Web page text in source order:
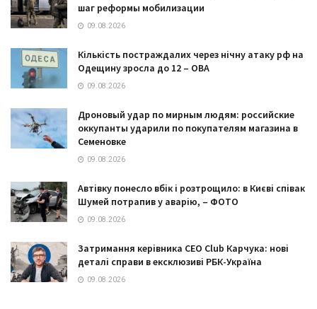
шаг реформы мобилизации
09.08.2026
Кількість постраждалих через нічну атаку рф на
Одещину зросла до 12 – ОВА
09.08.2026
Дроновый удар по мирным людям: российские
оккупанты ударили по покупателям магазина в
Семеновке
09.08.2026
Автівку понесло вбік і розтрощило: в Києві співак
Шумей потрапив у аварію, – ФОТО
09.08.2026
Затримання керівника CEO Club Карчука: нові
деталі справи в ексклюзиві РБК-Україна
09.08.2026